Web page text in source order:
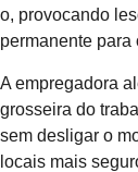
o, provocando
permanente
A empregadora
grosseira do
sem desligar o
locais mais